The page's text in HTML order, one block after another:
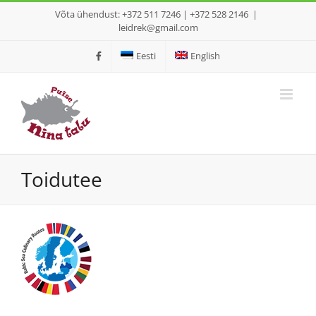
Skip
Võta ühendust: +372 511 7246 | +372 528 2146 |
leidrek@gmail.com
Eesti English
Toidutee